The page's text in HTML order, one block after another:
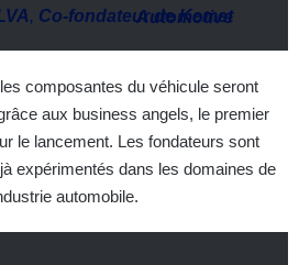
, Co-fondateur de Kemet Automotive
composantes du véhicule seront
aux business angels, le premier
le lancement. Les fondateurs sont
expérimentés dans les domaines de
automobile.